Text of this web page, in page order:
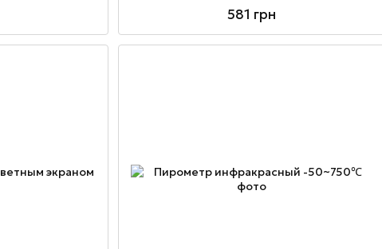
581 грн